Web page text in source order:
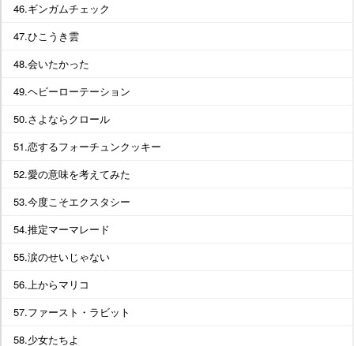
46.ギンガムチェック
47.ひこうき雲
48.会いたかった
49.ヘビーローテーション
50.さよならクロール
51.恋するフォーチュンクッキー
52.愛の意味を考えてみた
53.今度こそエクスタシー
54.推定マーマレード
55.涙のせいじゃない
56.上からマリコ
57.ファースト・ラビット
58.少女たちよ